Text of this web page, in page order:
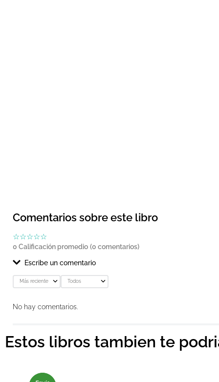
Comentarios sobre este libro
☆☆☆☆☆
0 Calificación promedio (0 comentarios)
Escribe un comentario
Agregar comentario
★★★
Más reciente Todos
No hay comentarios.
Estos libros tambien te